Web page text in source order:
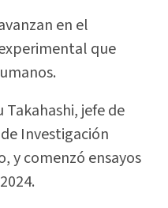
en el
que
jefe de
Investigación
y comenzó ensayos